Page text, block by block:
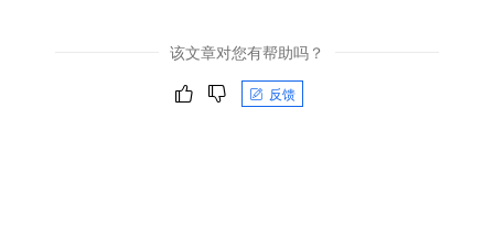
该文章对您有帮助吗？
反馈